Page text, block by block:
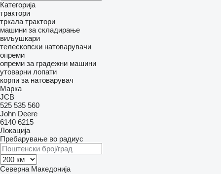
Категорија
трактори
тркала трактори
машини за складирање
виљушкари
телескопски натоварувачи
опреми
опреми за градежни машини
утоварни лопати
корпи за натоварувач
Марка
JCB
525 535 560
John Deere
6140 6215
Локација
Пребарување во радиус
Северна Македонија